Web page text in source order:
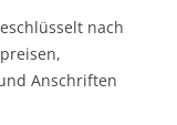
nach
Anschriften